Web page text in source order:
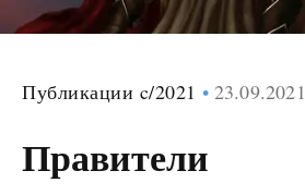
Публикации c/2021 23.09.2021
Правители